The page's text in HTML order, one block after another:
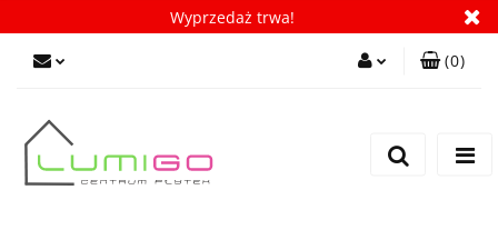
Wyprzedaż trwa!
(0)